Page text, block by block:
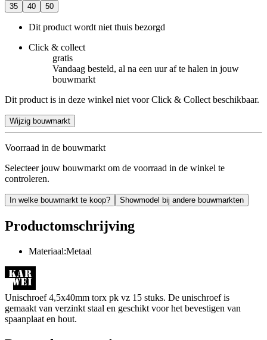
35 40 50
Dit product wordt niet thuis bezorgd
Click & collect
gratis
Vandaag besteld, al na een uur af te halen in jouw
bouwmarkt
Dit product is in deze winkel niet voor Click & Collect beschikbaar.
Wijzig bouwmarkt
Voorraad in de bouwmarkt
Selecteer jouw bouwmarkt om de voorraad in de winkel te
controleren.
In welke bouwmarkt te koop? Showmodel bij andere bouwmarkten
Productomschrijving
Materiaal:Metaal
Unischroef 4,5x40mm torx pk vz 15 stuks. De unischroef is
gemaakt van verzinkt staal en geschikt voor het bevestigen van
spaanplaat en hout.